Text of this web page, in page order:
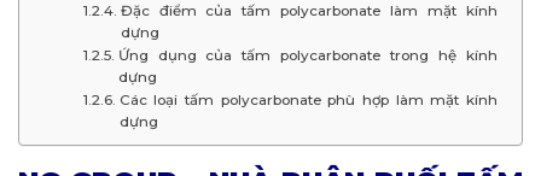
Đặc điểm của tấm polycarbonate làm mặt kính
dựng
Ứng dụng của tấm polycarbonate trong hệ kính
dựng
Các loại tấm polycarbonate phù hợp làm mặt kính
dựng